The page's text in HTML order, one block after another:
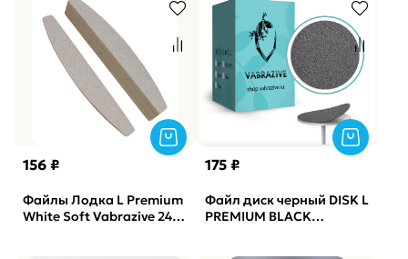
156 ₽
Файлы Лодка L Premium
White Soft Vabrazive 240
175 ₽
Файл диск черный DISK L
PREMIUM BLACK